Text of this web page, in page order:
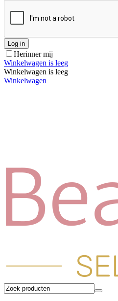
Log in
Herinner mij
Winkelwagen is leeg
Winkelwagen is leeg
Winkelwagen